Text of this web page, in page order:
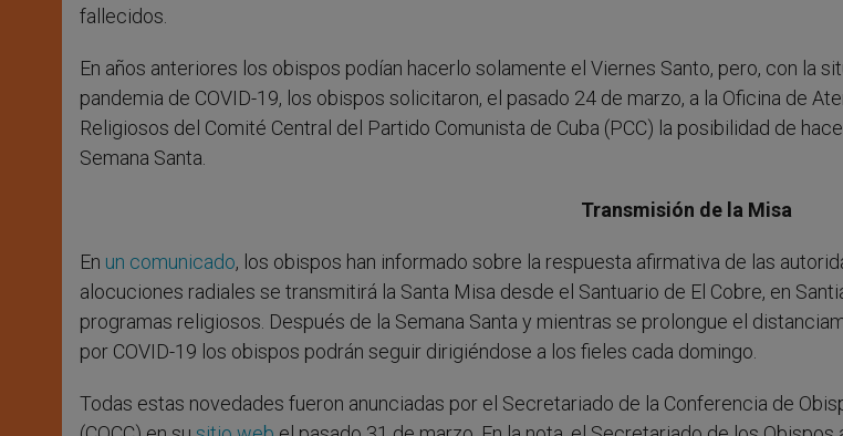
fallecidos.
En años anteriores los obispos podían hacerlo solamente el Viernes Santo, pero, con la
pandemia de COVID-19, los obispos solicitaron, el pasado 24 de marzo, a la Oficina de
Religiosos del Comité Central del Partido Comunista de Cuba (PCC) la posibilidad de
Semana Santa.
Transmisión de la Misa
En un comunicado, los obispos han informado sobre la respuesta afirmativa de las
alocuciones radiales se transmitirá la Santa Misa desde el Santuario de El Cobre, en
programas religiosos. Después de la Semana Santa y mientras se prolongue el
por COVID-19 los obispos podrán seguir dirigiéndose a los fieles cada domingo.
Todas estas novedades fueron anunciadas por el Secretariado de la Conferencia de